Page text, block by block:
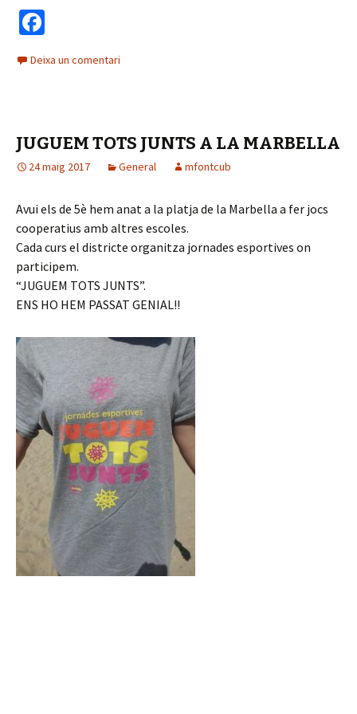
b
k
Deixa un comentari
JUGUEM TOTS JUNTS A LA MARBELLA
24 maig 2017 General mfontcub
Avui els de 5è hem anat a la platja de la Marbella a fer jocs
cooperatius amb altres escoles.
Cada curs el districte organitza jornades esportives on
participem.
“JUGUEM TOTS JUNTS”.
ENS HO HEM PASSAT GENIAL!!